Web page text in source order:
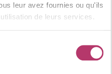
leur avez fournies ou qu'ils
de leurs services.